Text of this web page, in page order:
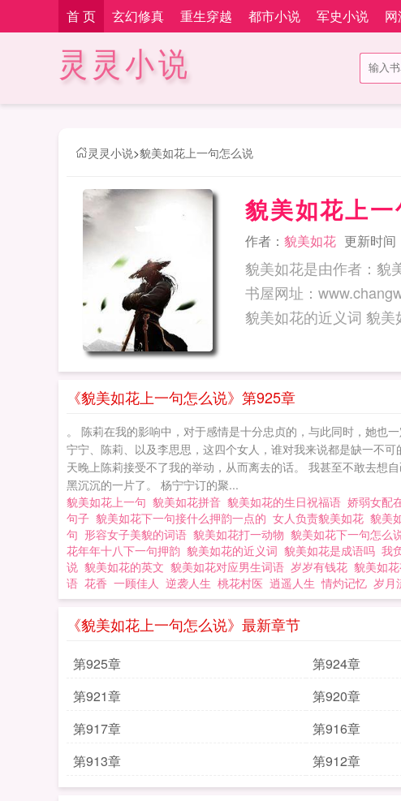
首 页 玄幻修真 重生穿越 都市小说 军史小说
灵灵小说
灵灵小说>貌美如花上一句怎么说
貌美如花上
作者： 貌美如花 更新时间
貌美如花是由作者：貌
书屋网址：www.changwei.com 貌美如花的意思 貌美如花女人经典句子
貌美如花的近义词 貌美
《貌美如花上一句怎么说》第925章
。 陈莉在我的影响中，对于感情是十分忠贞的，与此同时，她也
宁宁、陈莉、以及李思思，这四个女人，谁对我来说都是缺一不
天晚上陈莉接受不了我的举动，从而离去的话。 我甚至不敢去想
黑沉沉的一片了。 杨宁宁订的聚...
貌美如花上一句 貌美如花拼音 貌美如花的生日祝福语 娇弱女配
句子 貌美如花下一句接什么押韵一点的 女人负责貌美如花 貌美
句 形容女子美貌的词语 貌美如花打一动物 貌美如花下一句怎么
花年年十八下一句押韵 貌美如花的近义词 貌美如花是成语吗 我
说 貌美如花的英文 貌美如花对应男生词语 岁岁有钱花 貌美如
语 花香 一顾佳人 逆袭人生 桃花村医 逍遥人生 情灼记忆 岁月
《貌美如花上一句怎么说》最新章节
第925章 第924章
第921章
第920章
第917章
第916章
第913章
第912章